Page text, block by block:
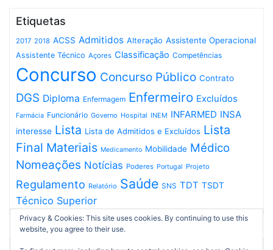
Etiquetas
2017 2018 ACSS Admitidos Alteração Assistente Operacional
Assistente Técnico Açores Classificação Competências
Concurso Concurso Público Contrato
DGS Diploma Enfermagem Enfermeiro Excluídos
Farmácia Funcionário Governo Hospital INEM INFARMED INSA
interesse Lista Lista de Admitidos e Excluídos Lista
Final Materiais Medicamento Mobilidade Médico
Nomeações Notícias Poderes Portugal Projeto
Regulamento Relatório Saúde SNS TDT TSDT
Técnico Superior
Privacy & Cookies: This site uses cookies. By continuing to use this
website, you agree to their use.